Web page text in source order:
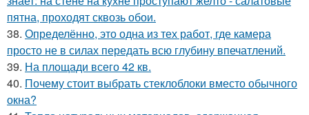
пятна, проходят сквозь обои.
38. Определённо, это одна из тех работ, где камера
просто не в силах передать всю глубину впечатлений.
39. На площади всего 42 кв.
40. Почему стоит выбрать стеклоблоки вместо обычного
окна?